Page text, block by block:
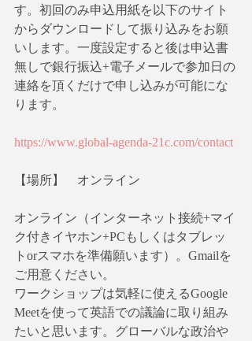
す。初回のみ申込用紙を以下のサイト
からダウンロードして振り込みをお願
いします。一度設定すると後は申込書
無しで銀行振込+電子メールで参加日の
連絡を頂くだけで申し込みが可能にな
ります。
https://www.global-agenda-21c.com/contact
【場所】　オンライン
オンライン（インターネット接続+マイ
ク付きイヤホン+PCもしくはタブレッ
トorスマホを準備願います）。Gmailを
ご用意ください。
ワークショップは気軽に使えるGoogle
Meetを使って英語での議論に取り組み
たいと思います。グローバルな政治や